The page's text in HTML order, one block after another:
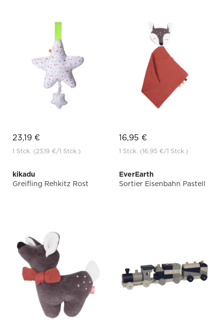
23,19 €
1 Stck. (23,19 €/1 Stck.)
16,95 €
1 Stck. (16,95 €/1 Stck.)
kikadu
Greifling Rehkitz Rost
EverEarth
Sortier Eisenbahn Pastell